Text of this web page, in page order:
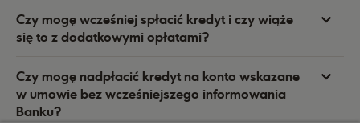
Czy mogę wcześniej spłacić kredyt i czy wiąże
się to z dodatkowymi opłatami?
Czy mogę nadpłacić kredyt na konto wskazane
w umowie bez wcześniejszego informowania
Banku?